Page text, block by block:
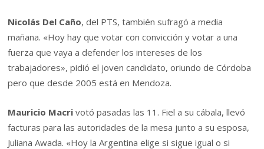
Nicolás Del Caño, del PTS, también sufragó a media
mañana. «Hoy hay que votar con convicción y votar a una
fuerza que vaya a defender los intereses de los
trabajadores», pidió el joven candidato, oriundo de Córdoba
pero que desde 2005 está en Mendoza.
Mauricio Macri votó pasadas las 11. Fiel a su cábala, llevó
facturas para las autoridades de la mesa junto a su esposa,
Juliana Awada. «Hoy la Argentina elige si sigue igual o si